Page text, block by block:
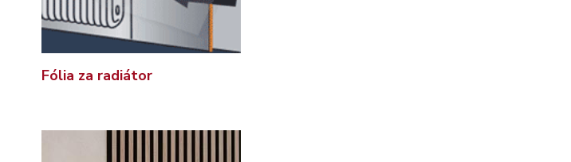
Fólia za radiátor